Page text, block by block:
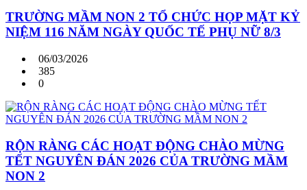
TRƯỜNG MẦM NON 2 TỔ CHỨC HỌP MẶT KỶ
NIỆM 116 NĂM NGÀY QUỐC TẾ PHỤ NỮ 8/3
06/03/2026
385
0
RỘN RÀNG CÁC HOẠT ĐỘNG CHÀO MỪNG
TẾT NGUYÊN ĐÁN 2026 CỦA TRƯỜNG MẦM
NON 2